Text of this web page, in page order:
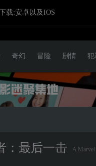
载:安卓以及IOS
奇幻 冒险 剧情 犯
：最后一击 A Marvel